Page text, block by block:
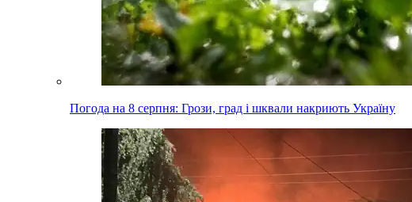
Погода на 8 серпня: Грози, град і шквали накриють Україну